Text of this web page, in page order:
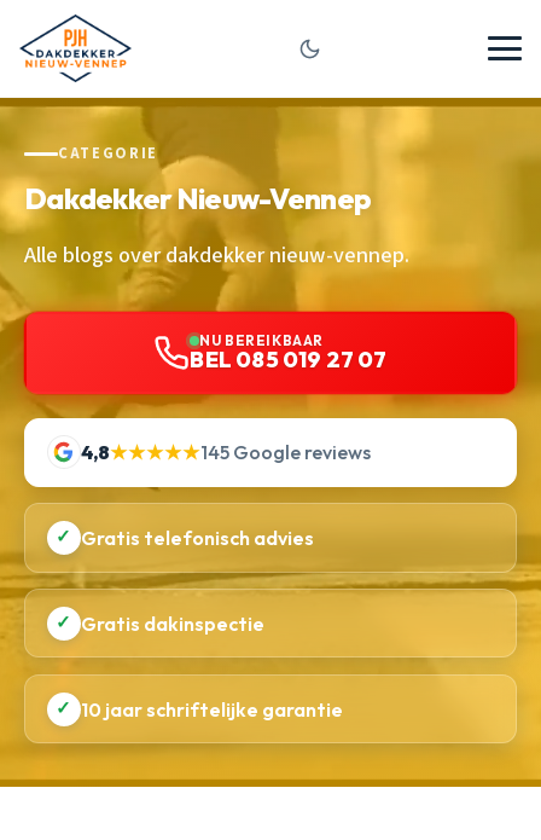
CATEGORIE
Dakdekker Nieuw-Vennep
Alle blogs over dakdekker nieuw-vennep.
NU BEREIKBAAR
BEL 085 019 27 07
4,8★★★★★145 Google reviews
✓ Gratis telefonisch advies
✓ Gratis dakinspectie
✓ 10 jaar schriftelijke garantie